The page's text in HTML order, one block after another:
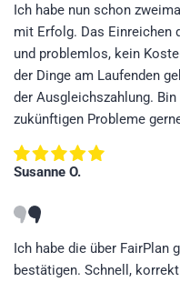
Ich habe nun schon
mit Erfolg. Das Einreichen
und problemlos, kein
der Dinge am Laufenden
der Ausgleichszahlung.
zukünftigen Probleme
Susanne O.
Ich habe die über FairPlan
bestätigen. Schnell,